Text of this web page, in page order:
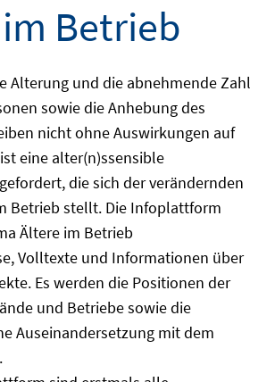
Betrieb
Alterung und die abnehmende Zahl
sowie die Anhebung des
nicht ohne Auswirkungen auf
eine alter(n)ssensible
die sich der verändernden
Betrieb stellt. Die Infoplattform
Ältere im Betrieb
Volltexte und Informationen über
Es werden die Positionen der
und Betriebe sowie die
Auseinandersetzung mit dem